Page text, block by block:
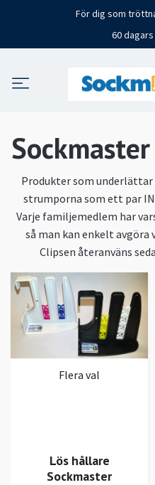
För dig som
60
Produkter som underlättar
strumporna som ett par
Varje familjemedlem har
så man kan enkelt avgöra
Clipsen återanväns
Flera val
Lös hållare
Sockmaster